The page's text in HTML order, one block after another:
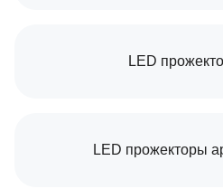
LED
LED прожекторы